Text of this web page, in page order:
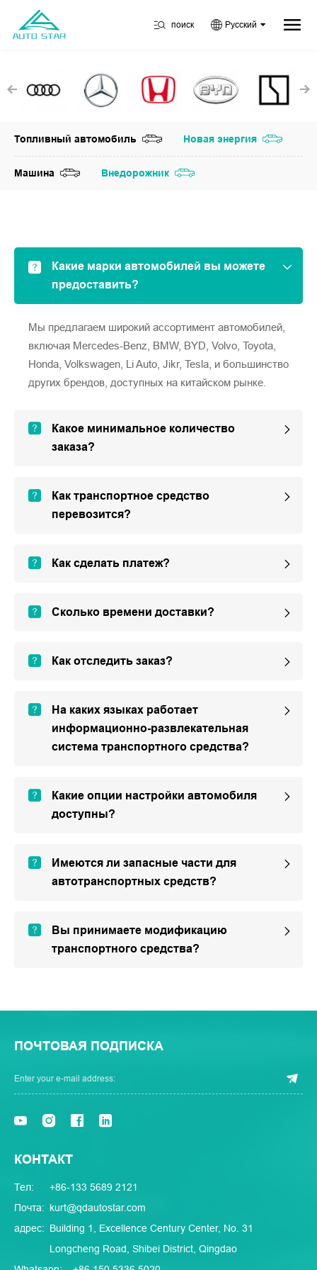
поиск Русский
Топливный автомобиль Новая энергия
Машина Внедорожник
Какие марки автомобилей вы можете
предоставить?
Мы предлагаем широкий ассортимент автомобилей,
включая Mercedes-Benz, BMW, BYD, Volvo, Toyota,
Honda, Volkswagen, Li Auto, Jikr, Tesla, и большинство
других брендов, доступных на китайском рынке.
Какое минимальное количество
заказа?
Как транспортное средство
перевозится?
Как сделать платеж?
Сколько времени доставки?
Как отследить заказ?
На каких языках работает
информационно-развлекательная
система транспортного средства?
Какие опции настройки автомобиля
доступны?
Имеются ли запасные части для
автотранспортных средств?
Вы принимаете модификацию
транспортного средства?
ПОЧТОВАЯ ПОДПИСКА
КОНТАКТ
Тел:
+86-133 5689 2121
Почта: kurt@qdautostar.com
адрес: Building 1, Excellence Century Center, No. 31
Longcheng Road, Shibei District, Qingdao